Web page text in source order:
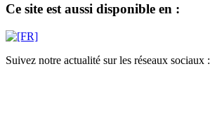
Ce site est aussi disponible en :
Suivez notre actualité sur les réseaux sociaux :